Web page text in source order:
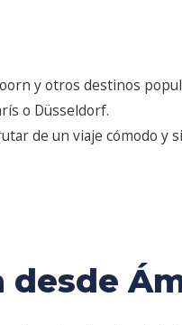
y otros destinos
o Düsseldorf.
de un viaje cómodo y
desde